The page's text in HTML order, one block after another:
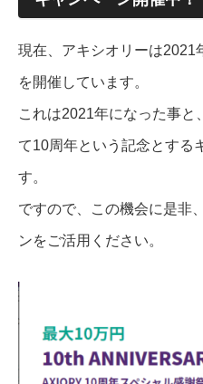
現在、アキシオリーは2021
を開催しています。
これは2021年になった事と
て10周年という記念とする
す。
ですので、この機会に是非
ンをご活用ください。